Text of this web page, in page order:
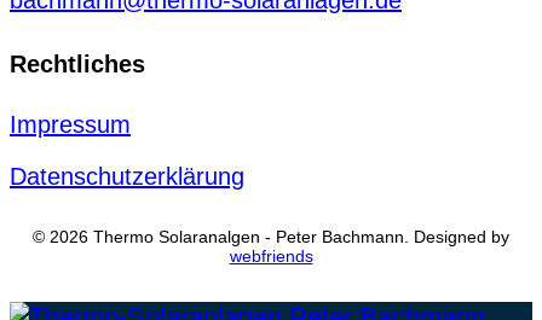
Rechtliches
Impressum
Datenschutzerklärung
© 2026 Thermo Solaranalgen - Peter Bachmann. Designed by
webfriends